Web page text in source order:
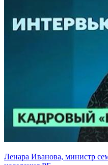
Ленара Иванова, министр